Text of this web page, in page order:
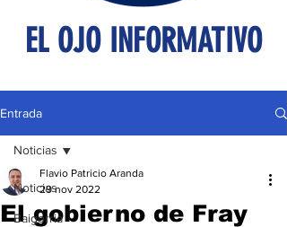
EL OJO INFORMATIVO
Entrada
Noticias
Baigorria
Noticias
El gobierno de Fray
Flavio Patricio Aranda
29 nov 2022